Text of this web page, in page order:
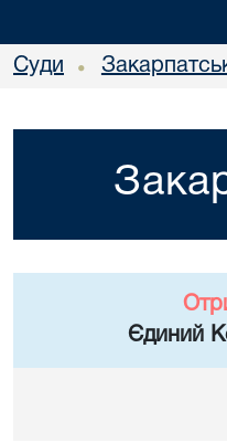
Суди •
Єдиний